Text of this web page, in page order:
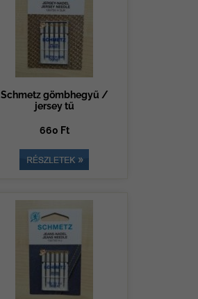
Schmetz gömbhegyű /
jersey tű
660 Ft